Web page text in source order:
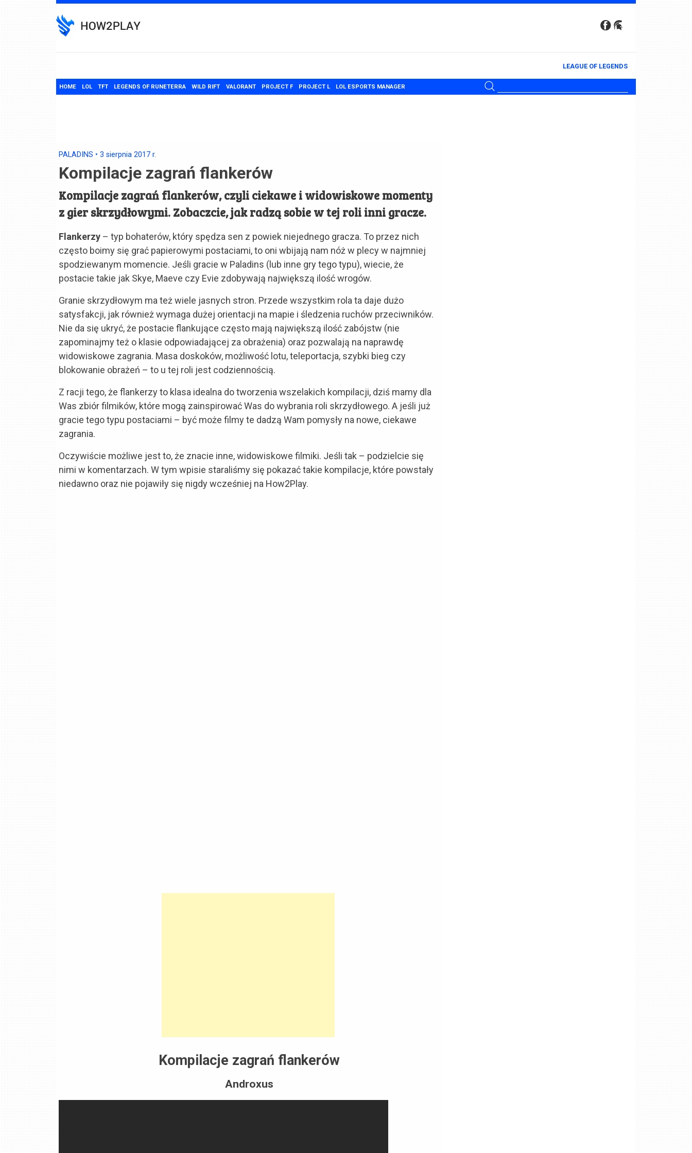
to
content
LEAGUE OF LEGENDS
HOME LOL TFT LEGENDS OF RUNETERRA WILD RIFT VALORANT PROJECT F PROJECT L LOL ESPORTS MANAGER
PALADINS • 3 sierpnia 2017 r.
Kompilacje zagrań flankerów
Kompilacje zagrań flankerów, czyli ciekawe i widowiskowe momenty
z gier skrzydłowymi. Zobaczcie, jak radzą sobie w tej roli inni gracze.
Flankerzy – typ bohaterów, który spędza sen z powiek niejednego gracza. To przez nich
często boimy się grać papierowymi postaciami, to oni wbijają nam nóż w plecy w najmniej
spodziewanym momencie. Jeśli gracie w Paladins (lub inne gry tego typu), wiecie, że
postacie takie jak Skye, Maeve czy Evie zdobywają największą ilość wrogów.
Granie skrzydłowym ma też wiele jasnych stron. Przede wszystkim rola ta daje dużo
satysfakcji, jak również wymaga dużej orientacji na mapie i śledzenia ruchów przeciwników.
Nie da się ukryć, że postacie flankujące często mają największą ilość zabójstw (nie
zapominajmy też o klasie odpowiadającej za obrażenia) oraz pozwalają na naprawdę
widowiskowe zagrania. Masa doskoków, możliwość lotu, teleportacja, szybki bieg czy
blokowanie obrażeń – to u tej roli jest codziennością.
Z racji tego, że flankerzy to klasa idealna do tworzenia wszelakich kompilacji, dziś mamy dla
Was zbiór filmików, które mogą zainspirować Was do wybrania roli skrzydłowego. A jeśli już
gracie tego typu postaciami – być może filmy te dadzą Wam pomysły na nowe, ciekawe
zagrania.
Oczywiście możliwe jest to, że znacie inne, widowiskowe filmiki. Jeśli tak – podzielcie się
nimi w komentarzach. W tym wpisie staraliśmy się pokazać takie kompilacje, które powstały
niedawno oraz nie pojawiły się nigdy wcześniej na How2Play.
Kompilacje zagrań flankerów
Androxus